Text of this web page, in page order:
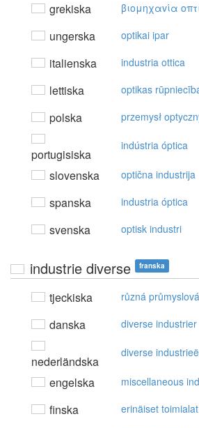
grekiska βιoμηχαvία
ungerska optikai ipar
italienska industria ottica
lettiska optikas
polska przemysł
portugisiska
indústria óptica
slovenska optična industrija
spanska industria óptica
svenska optisk industri
industrie diverse franska
tjeckiska různá
danska diverse industrier
nederländska
diverse
engelska miscellaneous
finska erinäiset toimialat